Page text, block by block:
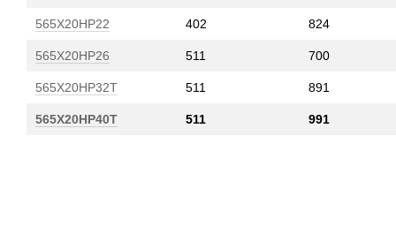
565X20HP22 402 824
565X20HP26 511 700
565X20HP32T 511 891
565X20HP40T 511 991